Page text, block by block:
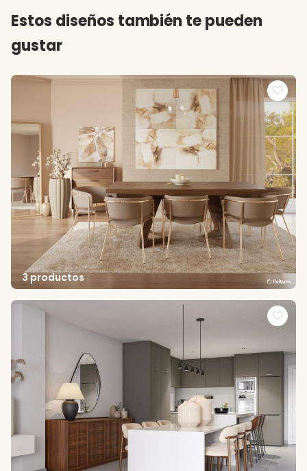
Estos diseños también te pueden
gustar
3 productos